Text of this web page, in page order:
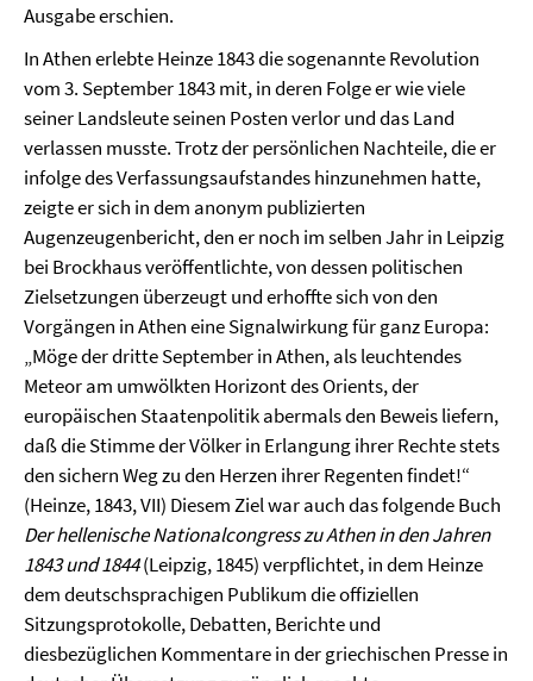
Ausgabe erschien.
In Athen erlebte Heinze 1843 die sogenannte Revolution
vom 3. September 1843 mit, in deren Folge er wie viele
seiner Landsleute seinen Posten verlor und das Land
verlassen musste. Trotz der persönlichen Nachteile, die er
infolge des Verfassungsaufstandes hinzunehmen hatte,
zeigte er sich in dem anonym publizierten
Augenzeugenbericht, den er noch im selben Jahr in Leipzig
bei Brockhaus veröffentlichte, von dessen politischen
Zielsetzungen überzeugt und erhoffte sich von den
Vorgängen in Athen eine Signalwirkung für ganz Europa:
„Möge der dritte September in Athen, als leuchtendes
Meteor am umwölkten Horizont des Orients, der
europäischen Staatenpolitik abermals den Beweis liefern,
daß die Stimme der Völker in Erlangung ihrer Rechte stets
den sichern Weg zu den Herzen ihrer Regenten findet!“
(Heinze, 1843, VII) Diesem Ziel war auch das folgende Buch
Der hellenische Nationalcongress zu Athen in den Jahren
1843 und 1844(Leipzig, 1845) verpflichtet, in dem Heinze
dem deutschsprachigen Publikum die offiziellen
Sitzungsprotokolle, Debatten, Berichte und
diesbezüglichen Kommentare in der griechischen Presse in